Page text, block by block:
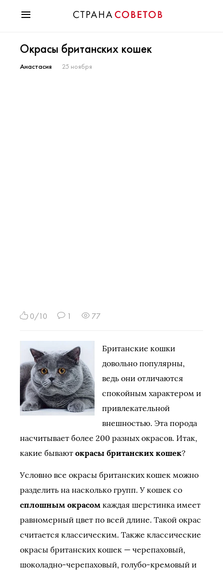
Мода
Звезды
Окрасы британских кошек
Анастасия 25 ноября
0/10 1 77
Британские кошки
довольно популярны,
ведь они отличаются
спокойным характером и
привлекательной
внешностью. Эта порода
насчитывает более 200 разных окрасов. Итак,
какие бывают окрасы британских кошек?
Условно все окрасы британских кошек можно
разделить на насколько групп. У кошек со
сплошным окрасом каждая шерстинка имеет
равномерный цвет по всей длине. Такой окрас
считается классическим. Также классические
окрасы британских кошек — черепаховый,
шоколадно-черепаховый, голубо-кремовый и